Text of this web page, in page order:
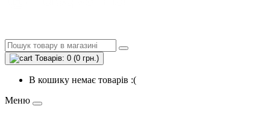
Товарів: 0 (0 грн.)
В кошику немає товарів :(
Меню